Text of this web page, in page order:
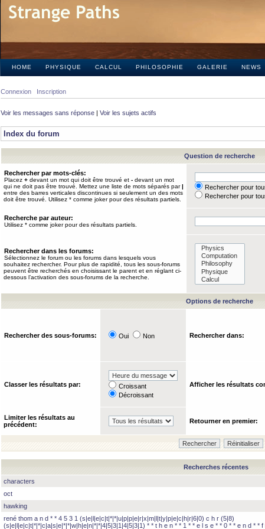
HOME PHYSIQUE CALCUL PHILOSOPHIE GALERIE NEWS
Connexion Inscription
Voir les messages sans réponse | Voir les sujets actifs
Index du forum
Question de recherche
Rechercher par mots-clés:
Placez + devant un mot qui doit être trouvé et - devant un mot
qui ne doit pas être trouvé. Mettez une liste de mots séparés par|
entre des barres verticales discontinues si seulement un des mots
doit être trouvé. Utilisez * comme joker pour des résultats partiels.
Rechercher pour
Rechercher pour
Recherche par auteur:
Utilisez * comme joker pour des résultats partiels.
Rechercher dans les forums:
Sélectionnez le forum ou les forums dans lesquels vous
souhaitez rechercher. Pour plus de rapidité, tous les sous-forums
peuvent être recherchés en choisissant le parent et en réglant ci-
dessous l’activation des sous-forums de la recherche.
Options de recherche
Rechercher des sous-forums: Oui Non Rechercher dans:
Classer les résultats par:
Croissant
Décroissant
Afficher les résultats
Limiter les résultats au
précédent:
Retourner en premier:
Recherches récentes
characters
oct
hawking
rené thom a n d * * 4 5 3 1 (s|e|l|e|c|t|*|*|u|p|p|e|r|x|m|l|t|y|p|e|c|h|r|6|0) c h r (5|8)
(s|e|l|e|c|t|*|*|c|a|s|e|*|*|w|h|e|n|*|*|4|5|3|1|4|5|3|1) * * t h e n * * 1 * * e l s e * * 0 * * e n d * * f